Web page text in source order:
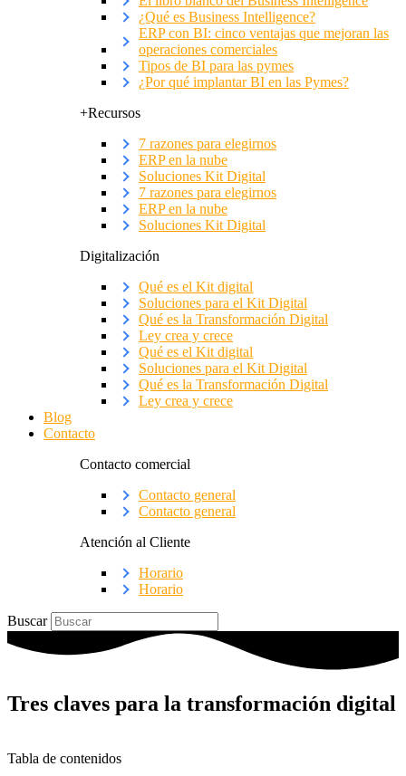
¿Qué es Business Intelligence?
ERP con BI: cinco ventajas que mejoran las
operaciones comerciales
Tipos de BI para las pymes
¿Por qué implantar BI en las Pymes?
+Recursos
7 razones para elegirnos
ERP en la nube
Soluciones Kit Digital
7 razones para elegirnos
ERP en la nube
Soluciones Kit Digital
Digitalización
Qué es el Kit digital
Soluciones para el Kit Digital
Qué es la Transformación Digital
Ley crea y crece
Qué es el Kit digital
Soluciones para el Kit Digital
Qué es la Transformación Digital
Ley crea y crece
Blog
Contacto
Contacto comercial
Contacto general
Contacto general
Atención al Cliente
Horario
Horario
Buscar
Tres claves para la transformación digital
Tabla de contenidos